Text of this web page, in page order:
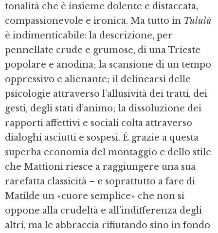
tonalità che è insieme dolente e distaccata,
compassionevole e ironica. Ma tutto in Tululù
è indimenticabile: la descrizione, per
pennellate crude e grumose, di una Trieste
popolare e anodina; la scansione di un tempo
oppressivo e alienante; il delinearsi delle
psicologie attraverso l’allusività dei tratti, dei
gesti, degli stati d’animo; la dissoluzione dei
rapporti affettivi e sociali colta attraverso
dialoghi asciutti e sospesi. È grazie a questa
superba economia del montaggio e dello stile
che Mattioni riesce a raggiungere una sua
rarefatta classicità – e soprattutto a fare di
Matilde un «cuore semplice» che non si
oppone alla crudeltà e all’indifferenza degli
altri, ma le abbraccia rifiutando sino in fondo